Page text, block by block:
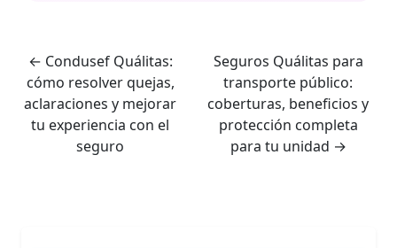
← Condusef Quálitas:
cómo resolver quejas,
aclaraciones y mejorar
tu experiencia con el
seguro
Seguros Quálitas para
transporte público:
coberturas, beneficios y
protección completa
para tu unidad →